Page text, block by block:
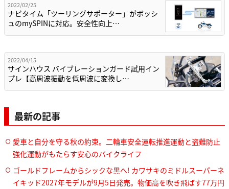
2022/02/25
ナビタイム「ツーリングサポーター」がボッシ
ュのmySPINに対応。安全性向上…
2022/04/15
サインハウス バイブレーションガード試用イン
プレ【高周波振動を低周波に変換し…
最新の記事
愛車と自分を守る秋の約束。二輪車安全運転推進運動と盗難防止
強化運動がもたらす安心のバイクライフ
ゴールドフレームからシックな黒へ! カワサキのミドルスーパーネ
イキッド2027年モデルが9月5日発売。物価高を吹き飛ばす77万円